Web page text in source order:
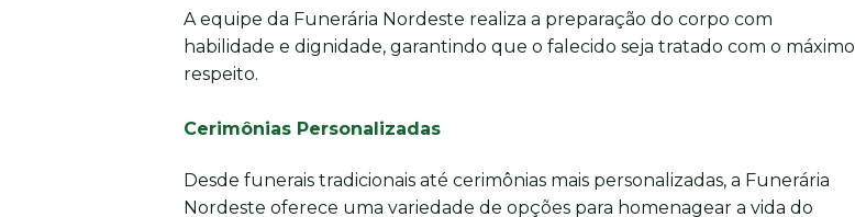
A equipe da Funerária Nordeste realiza a preparação do corpo com
habilidade e dignidade, garantindo que o falecido seja tratado com o máximo
respeito.
Cerimônias Personalizadas
Desde funerais tradicionais até cerimônias mais personalizadas, a Funerária
Nordeste oferece uma variedade de opções para homenagear a vida do